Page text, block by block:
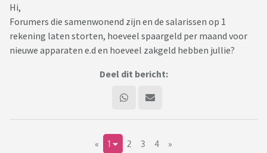
Hi,
Forumers die samenwonend zijn en de salarissen op 1
rekening laten storten, hoeveel spaargeld per maand voor
nieuwe apparaten e.d en hoeveel zakgeld hebben jullie?
Deel dit bericht:
« 1 2 3 4 »